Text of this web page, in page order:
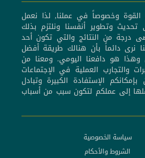
وخصوصاً في عملنا, لذا نعمل
وتطوير أنفسنا ونلتزم بذلك
درجة من النتائج والتي تكون أحد
نرى دائماً بأن هنالك طريقة أفضل
وهذا هو دافعنا اليومي. ومعنا من
والتجارب العملية في الإجتماعات
بإمكانكم الإستفادة الكبيرة وتبادل
إلى عملكم لتكون سبب من أسباب
سياسة الخصوصية
الشروط والأحكام